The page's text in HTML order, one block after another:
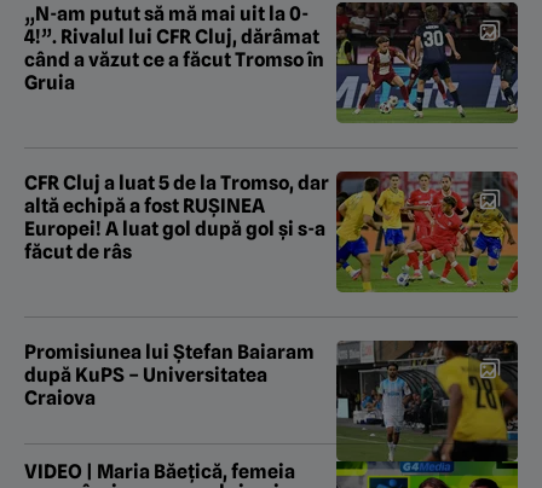
„N-am putut să mă mai uit la 0-
4!”. Rivalul lui CFR Cluj, dărâmat
când a văzut ce a făcut Tromso în
Gruia
CFR Cluj a luat 5 de la Tromso, dar
altă echipă a fost RUȘINEA
Europei! A luat gol după gol și s-a
făcut de râs
Promisiunea lui Ștefan Baiaram
după KuPS – Universitatea
Craiova
VIDEO | Maria Băețică, femeia